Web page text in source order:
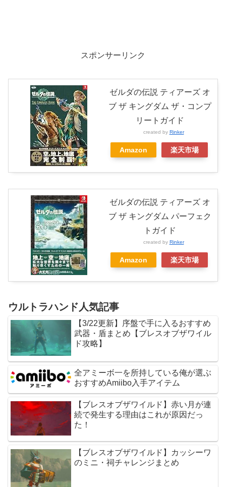
スポンサーリンク
ゼルダの伝説 ティアーズ オ
ブ ザ キングダム ザ・コンプ
リートガイド
created by Rinker
Amazon 楽天市場
ゼルダの伝説 ティアーズ オ
ブ ザ キングダム パーフェク
トガイド
created by Rinker
Amazon 楽天市場
ウルトラハンド人気記事
【3/22更新】序盤で手に入るおすすめ
武器・盾まとめ【ブレスオブザワイル
ド攻略】
全アミーボ一を所持している俺が選ぶ
おすすめAmiibo入手アイテム
【ブレスオブザワイルド】赤い月が連
続で発生する理由はこれが原因だっ
た！
【ブレスオブザワイルド】カッシーワ
のミニ・祠チャレンジまとめ